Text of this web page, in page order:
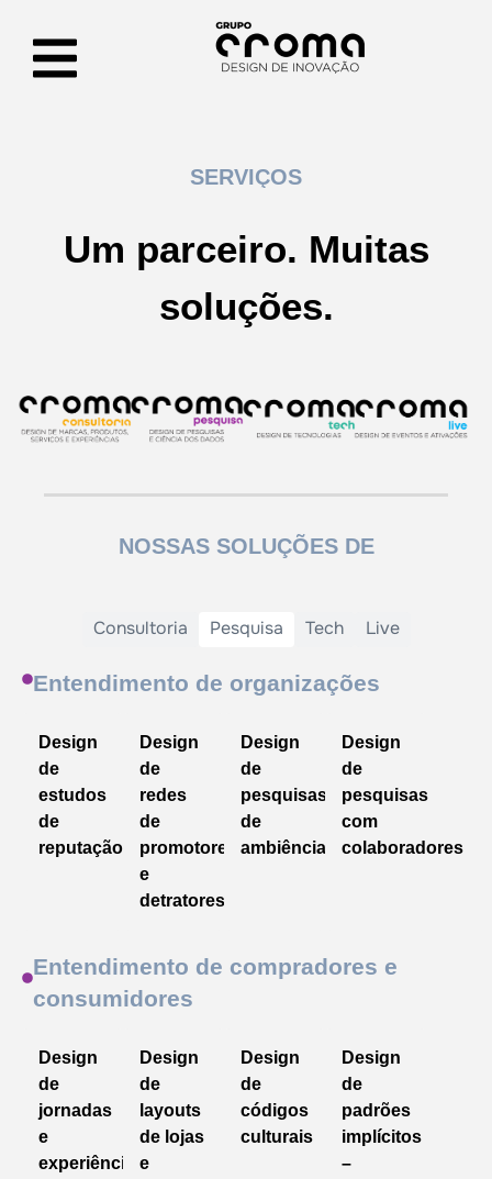
SERVIÇOS
Um parceiro. Muitas
soluções.
NOSSAS SOLUÇÕES DE
Consultoria Pesquisa Tech Live
Entendimento de organizações
Design
de
estudos
de
reputação
Design
de
redes
de
promotores
e
detratores
Design
de
pesquisas
de
ambiência
Design
de
pesquisas
com
colaboradores
Entendimento de compradores e
consumidores
Design
de
jornadas
e
experiências
Design
de
layouts
de lojas
e
Design
de
códigos
culturais
Design
de
padrões
implícitos
–